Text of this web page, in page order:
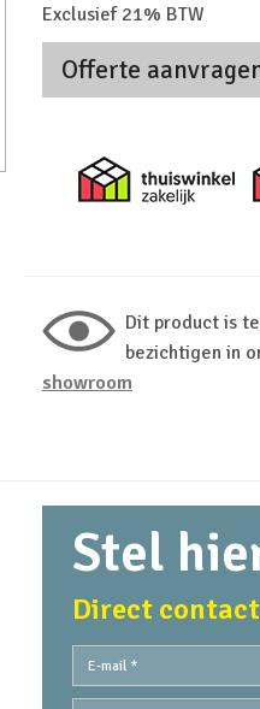
Exclusief 21% BTW
Offerte
Dit product is te
bezichtigen in
showroom
Stel
Direct